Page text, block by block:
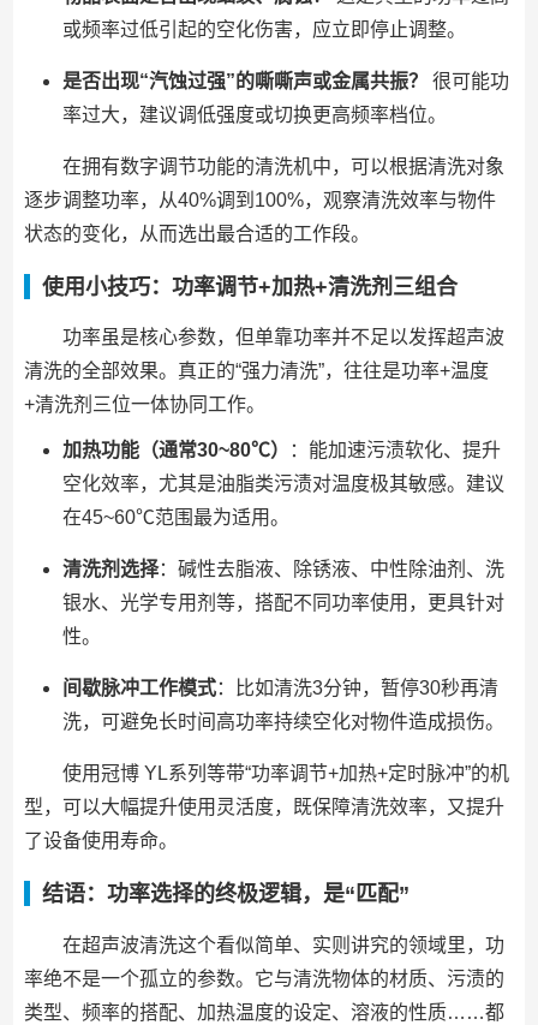
或频率过低引起的空化伤害，应立即停止调整。
是否出现“汽蚀过强”的嘶嘶声或金属共振？
很可能功
率过大，建议调低强度或切换更高频率档位。
在拥有数字调节功能的清洗机中，可以根据清洗对象
逐步调整功率，从40%调到100%，观察清洗效率与物件
状态的变化，从而选出最合适的工作段。
使用小技巧：功率调节+加热+清洗剂三组合
功率虽是核心参数，但单靠功率并不足以发挥超声波
清洗的全部效果。真正的“强力清洗”，往往是功率+温度
+清洗剂三位一体协同工作。
加热功能（通常30~80℃）
：能加速污渍软化、提升
空化效率，尤其是油脂类污渍对温度极其敏感。建议
在45~60℃范围最为适用。
清洗剂选择：碱性去脂液、除锈液、中性除油剂、洗
银水、光学专用剂等，搭配不同功率使用，更具针对
性。
间歇脉冲工作模式：比如清洗3分钟，暂停30秒再清
洗，可避免长时间高功率持续空化对物件造成损伤。
使用冠博 YL系列等带“功率调节+加热+定时脉冲”的机
型，可以大幅提升使用灵活度，既保障清洗效率，又提升
了设备使用寿命。
结语：功率选择的终极逻辑，是“匹配”
在超声波清洗这个看似简单、实则讲究的领域里，功
率绝不是一个孤立的参数。它与清洗物体的材质、污渍的
类型、频率的搭配、加热温度的设定、溶液的性质……都